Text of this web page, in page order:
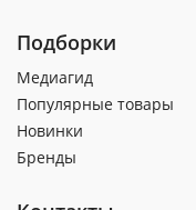
Подборки
Медиагид
Популярные товары
Новинки
Бренды